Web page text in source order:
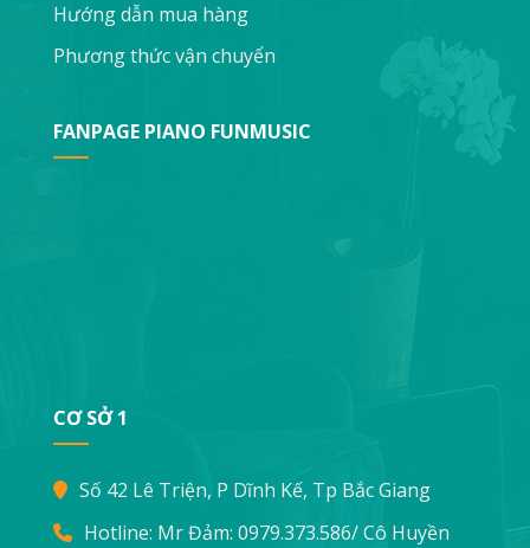
Hướng dẫn mua hàng
Phương thức vận chuyển
FANPAGE PIANO FUNMUSIC
CƠ SỞ 1
Số 42 Lê Triện, P Dĩnh Kế, Tp Bắc Giang
Hotline: Mr Đảm: 0979.373.586/ Cô Huyền